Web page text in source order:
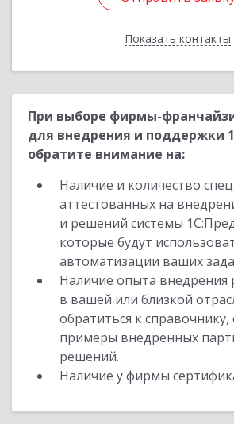
Показать контакты
Назад
При выборе фирмы-
для внедрения и поддержки
обратите внимание на:
Наличие и количество
аттестованных на
и решений системы
которые будут
автоматизации ваших
Наличие опыта внедрения
в вашей или близкой
обратиться к
примеры внедренных
решений.
Наличие у фирмы